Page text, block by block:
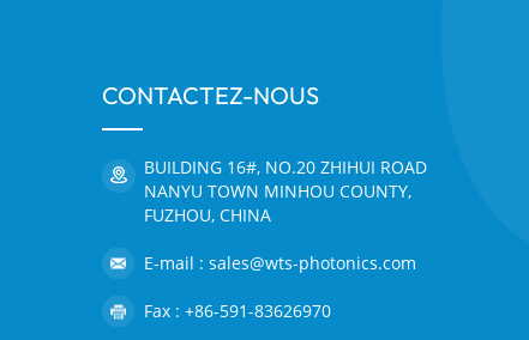
CONTACTEZ-NOUS
BUILDING 16#, NO.20 ZHIHUI ROAD
NANYU TOWN MINHOU COUNTY,
FUZHOU, CHINA
E-mail : sales@wts-photonics.com
Fax : +86-591-83626970